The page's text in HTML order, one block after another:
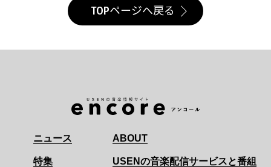
TOPページへ戻る
ニュース
特集
ABOUT
USENの音楽配信サービスと番組